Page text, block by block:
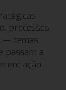
processos,
— temas
passam a